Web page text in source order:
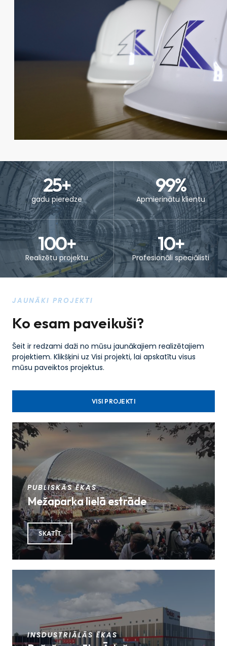
gadu pieredze
25+
Apmierinātu klientu
99%
Realizētu projektu
100+
Profesionāli speciālisti
10+
PUBLISKĀS ĒKAS
Mežaparka lielā estrāde
SKATĪT
INSDUSTRIĀLĀS ĒKAS
JAUNĀKI PROJEKTI
Ko esam paveikuši?
Šeit ir redzami daži no mūsu jaunākajiem realizētajiem
projektiem. Klikšķini uz Visi projekti, lai apskatītu visus
mūsu paveiktos projektus.
VISI PROJEKTI